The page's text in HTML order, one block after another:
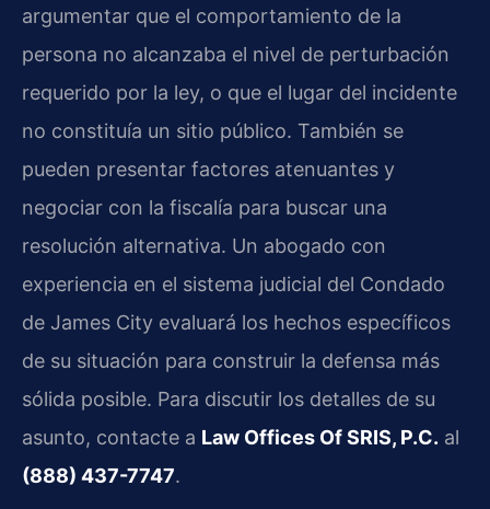
argumentar que el comportamiento de la
persona no alcanzaba el nivel de perturbación
requerido por la ley, o que el lugar del incidente
no constituía un sitio público. También se
pueden presentar factores atenuantes y
negociar con la fiscalía para buscar una
resolución alternativa. Un abogado con
experiencia en el sistema judicial del Condado
de James City evaluará los hechos específicos
de su situación para construir la defensa más
sólida posible. Para discutir los detalles de su
asunto, contacte a Law Offices Of SRIS, P.C. al
(888) 437-7747.